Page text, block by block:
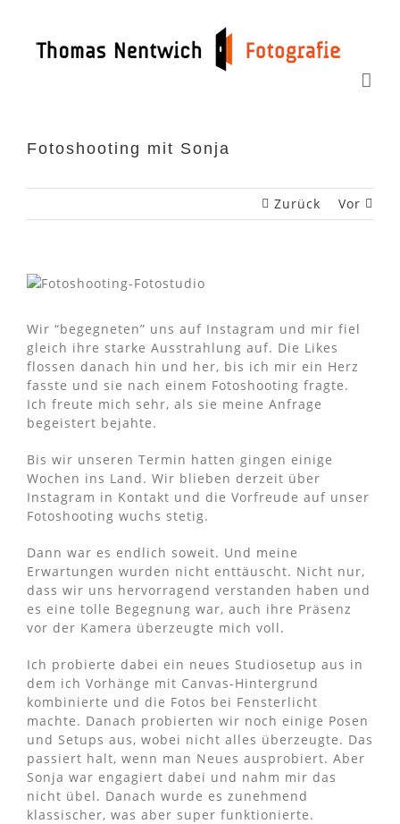
springen
Fotoshooting mit Sonja
Zurück Vor
Wir “begegneten” uns auf Instagram und mir fiel
gleich ihre starke Ausstrahlung auf. Die Likes
flossen danach hin und her, bis ich mir ein Herz
fasste und sie nach einem Fotoshooting fragte.
Ich freute mich sehr, als sie meine Anfrage
begeistert bejahte.
Bis wir unseren Termin hatten gingen einige
Wochen ins Land. Wir blieben derzeit über
Instagram in Kontakt und die Vorfreude auf unser
Fotoshooting wuchs stetig.
Dann war es endlich soweit. Und meine
Erwartungen wurden nicht enttäuscht. Nicht nur,
dass wir uns hervorragend verstanden haben und
es eine tolle Begegnung war, auch ihre Präsenz
vor der Kamera überzeugte mich voll.
Ich probierte dabei ein neues Studiosetup aus in
dem ich Vorhänge mit Canvas-Hintergrund
kombinierte und die Fotos bei Fensterlicht
machte. Danach probierten wir noch einige Posen
und Setups aus, wobei nicht alles überzeugte. Das
passiert halt, wenn man Neues ausprobiert. Aber
Sonja war engagiert dabei und nahm mir das
nicht übel. Danach wurde es zunehmend
klassischer, was aber super funktionierte.